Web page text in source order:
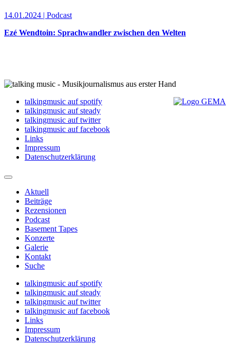
14.01.2024 | Podcast
Ezé Wendtoin: Sprachwandler zwischen den Welten
talkingmusic auf spotify
talkingmusic auf steady
talkingmusic auf twitter
talkingmusic auf facebook
Links
Impressum
Datenschutzerklärung
Aktuell
Beiträge
Rezensionen
Podcast
Basement Tapes
Konzerte
Galerie
Kontakt
Suche
talkingmusic auf spotify
talkingmusic auf steady
talkingmusic auf twitter
talkingmusic auf facebook
Links
Impressum
Datenschutzerklärung